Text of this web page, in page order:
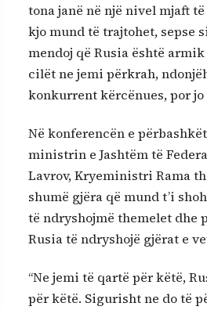
tona janë në një nivel mjaft
kjo mund të trajtohet, sepse
mendoj që Rusia është
cilët ne jemi përkrah,
konkurrent kërcënues, por jo
Në konferencën e
ministrin e Jashtëm të
Lavrov, Kryeministri Rama
shumë gjëra që mund t’i
të ndryshojmë themelet dhe
Rusia të ndryshojë gjërat e
“Ne jemi të qartë për këtë,
për këtë. Sigurisht ne do të